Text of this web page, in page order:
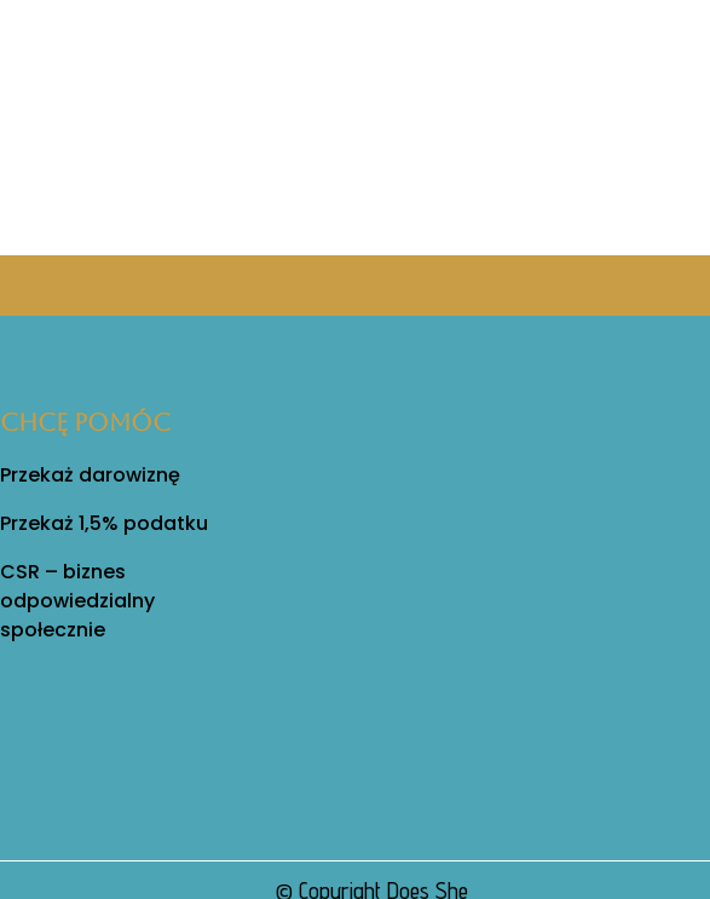
Chcę pomóc
Przekaż darowiznę
Przekaż 1,5% podatku
CSR – biznes
odpowiedzialny
społecznie
© Copyright Does She